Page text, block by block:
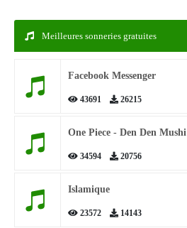
Meilleures sonneries gratuites
Facebook Messenger
43691 26215
One Piece - Den Den Mushi
34594 20756
Islamique
23572 14143